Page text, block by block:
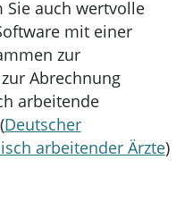
Sie auch wertvolle
mit einer
zur
Abrechnung
arbeitende
Deutscher
arbeitender Ärzte)